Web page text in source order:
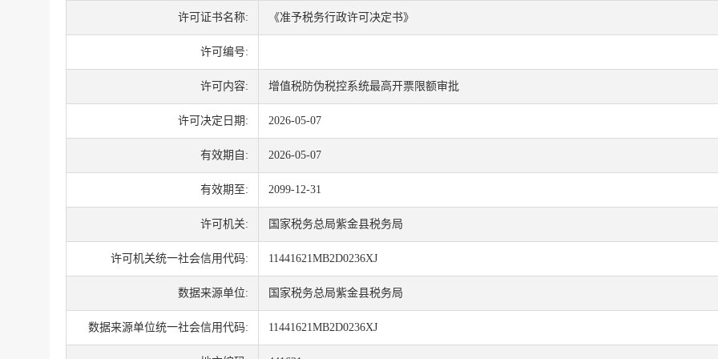
许可证书名称: 《准予税务行政许可决定书》
许可编号:
许可内容: 增值税防伪税控系统最高开票限额审批
许可决定日期: 2026-05-07
有效期自: 2026-05-07
有效期至: 2099-12-31
许可机关: 国家税务总局紫金县税务局
许可机关统一社会信用代码: 11441621MB2D0236XJ
数据来源单位: 国家税务总局紫金县税务局
数据来源单位统一社会信用代码: 11441621MB2D0236XJ